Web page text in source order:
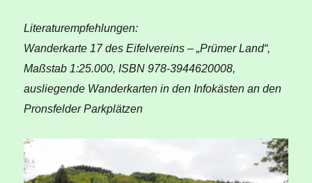
Literaturempfehlungen:
Wanderkarte 17 des Eifelvereins – „Prümer Land“,
Maßstab 1:25.000, ISBN 978-3944620008,
ausliegende Wanderkarten in den Infokästen an den
Pronsfelder Parkplätzen